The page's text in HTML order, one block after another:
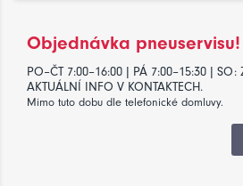
Objednávka pneuservisu!
PO–ČT 7:00–16:00 | PÁ 7:00–15:30 |
AKTUÁLNÍ INFO V KONTAKTECH.
Mimo tuto dobu dle telefonické domluvy.